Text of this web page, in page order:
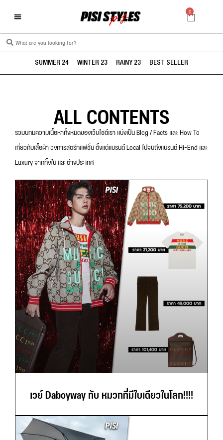
0
SUMMER 24 WINTER 23 RAINY 23 BEST SELLER
ALL CONTENTS
รวมบทมความเนื้อหาทั้งหมดของเว็บไซต์เรา แบ่งเป็น Blog / Facts และ How To
เกี่ยวกับเสื้อผ้า วงการสตรีทแฟชั่น ตั้งแต่แบรนด์ Local ไปจนถึงแบรนด์ Hi-End และ
Luxury จากทั้งใน และต่างประเทศ
เวย์ Daboyway กับ หมวกที่มีใบเดียวในโลก!!!!